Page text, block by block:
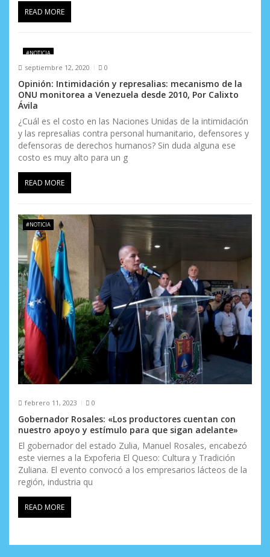
READ MORE
#NOTICIA
septiembre 12, 2020 0
Opinión: Intimidación y represalias: mecanismo de la
ONU monitorea a Venezuela desde 2010, Por Calixto
Ávila
¿Cuál es el costo en las Naciones Unidas de la intimidación
y las represalias contra personal humanitario, defensores y
defensoras de derechos humanos? Sin duda alguna ese
costo es muy alto para un g
READ MORE
#NOTICIA
febrero 11, 2023 0
Gobernador Rosales: «Los productores cuentan con
nuestro apoyo y estímulo para que sigan adelante»
El gobernador del estado Zulia, Manuel Rosales, encabezó
este viernes a la Expoferia El Queso: Cultura y Tradición
Zuliana. El evento convocó a los empresarios lácteos de la
región, industria qu
READ MORE